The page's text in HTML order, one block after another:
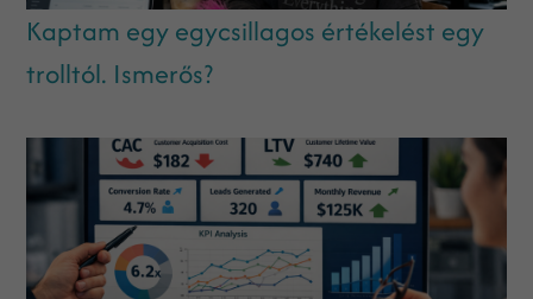
Kaptam egy egycsillagos értékelést egy
trolltól. Ismerős?